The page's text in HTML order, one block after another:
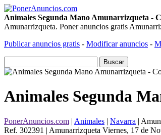
Animales Segunda Mano Amunarrizqueta -
Amunarrizqueta. Poner anuncios gratis
Publicar anuncios gratis - Modificar anuncios -
Animales Segunda
PonerAnuncios.com | Animales | Navarra |
Ref. 302391 | Amunarrizqueta Viernes, 17 de